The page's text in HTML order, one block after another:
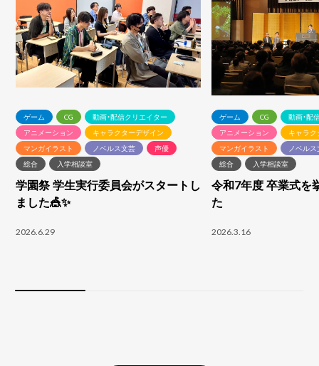
ゲーム CG
動画・配信クリエイター
アニメーション
キャラクターデザイン
マンガイラスト
ノベルス文芸
声優
総合
入学相談室
学園祭 学生実行委員会がスタートし
ました🎪✨
2026.6.29
ゲーム CG
動画・配
アニメーション
キャラ
マンガイラスト
ノベル
総合
入学相談室
令和7年度 卒業式を
た
2026.3.16